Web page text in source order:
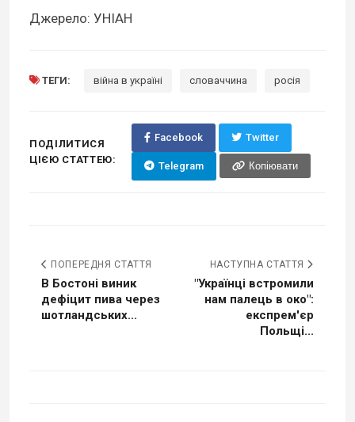
Джерело: УНІАН
ТЕГИ: війна в україні словаччина росія
ПОДІЛИТИСЯ
ЦІЄЮ СТАТТЕЮ:
Facebook Twitter
Telegram Копіювати
ПОПЕРЕДНЯ СТАТТЯ
В Бостоні виник
дефіцит пива через
шотландських...
НАСТУПНА СТАТТЯ
"Українці встромили
нам палець в око":
експрем'єр
Польщі...